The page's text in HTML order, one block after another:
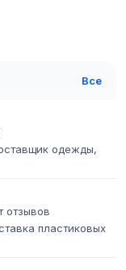
Все
одежды,
отзывов
пластиковых